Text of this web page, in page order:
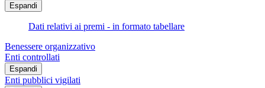
Espandi
Dati relativi ai premi - in formato tabellare
Benessere organizzativo
Enti controllati
Espandi
Enti pubblici vigilati